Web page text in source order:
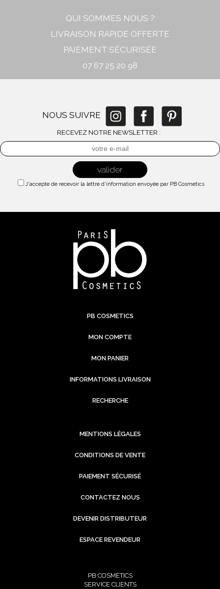
QUI SOMMES NOUS ?
LIVRAISON RAPIDE OFFERTE
PAIEMENT SÉCURISÉE
07 67 25 20 98
NOUS SUIVRE
RECEVEZ NOTRE NEWSLETTER :
J'accepte de recevoir la lettre d'information envoyée par PB Cosmetics
PB COSMETICS
MON COMPTE
MON PANIER
INFORMATIONS LIVRAISON
RECHERCHE
MENTIONS LÉGALES
CONDITIONS DE VENTE
PAIEMENT SÉCURISÉ
CONTACTEZ NOUS
DEVENIR DISTRIBUTEUR
ESPACE REVENDEUR
PB COSMETICS
SERVICE CLIENTS